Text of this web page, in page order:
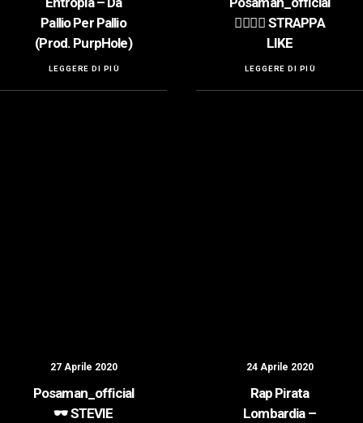
Pallio Per Pallio
(Prod. PurpHole)
LEGGERE DI PIÙ
👍🏻👍🏻 STRAPPA
LIKE
LEGGERE DI PIÙ
27 Aprile 2020
Posaman_official
🕶️ STEVIE
24 Aprile 2020
Rap Pirata
Lombardia –